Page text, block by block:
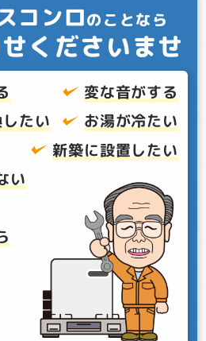
コンロのことなら
くださいませ
変な音がする
たい
お湯が冷たい
新築に設置したい
い